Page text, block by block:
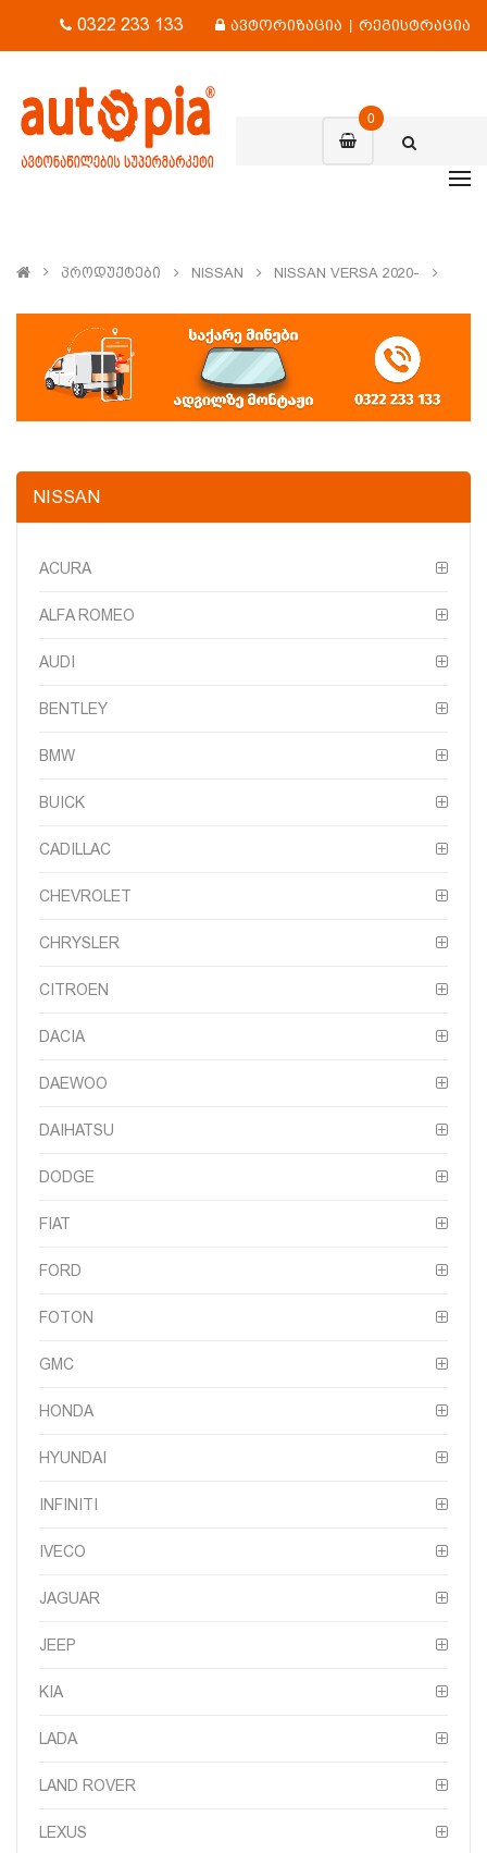
0322 233 133 ავტორიზაცია | რეგისტრაცია
0
Პროდუქტები NISSAN NISSAN VERSA 2020-
NISSAN
ACURA
ALFA ROMEO
AUDI
BENTLEY
BMW
BUICK
CADILLAC
CHEVROLET
CHRYSLER
CITROEN
DACIA
DAEWOO
DAIHATSU
DODGE
FIAT
FORD
FOTON
GMC
HONDA
HYUNDAI
INFINITI
IVECO
JAGUAR
JEEP
KIA
LADA
LAND ROVER
LEXUS